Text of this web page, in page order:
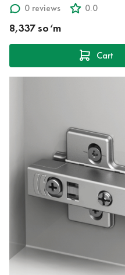
0 reviews 0.0
8,337 so‘m
Cart